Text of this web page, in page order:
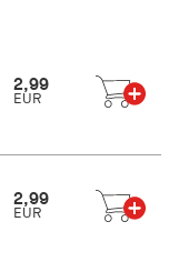
2,99
EUR
2,99
EUR